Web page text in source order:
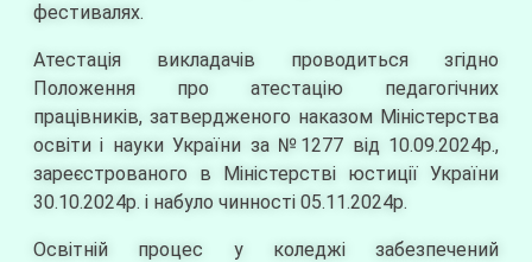
фестивалях.
Атестація викладачів проводиться згідно
Положення про атестацію педагогічних
працівників, затвердженого наказом Міністерства
освіти і науки України за №1277 від 10.09.2024р.,
зареєстрованого в Міністерстві юстиції України
30.10.2024р. і набуло чинності 05.11.2024р.
Освітній процес у коледжі забезпечений